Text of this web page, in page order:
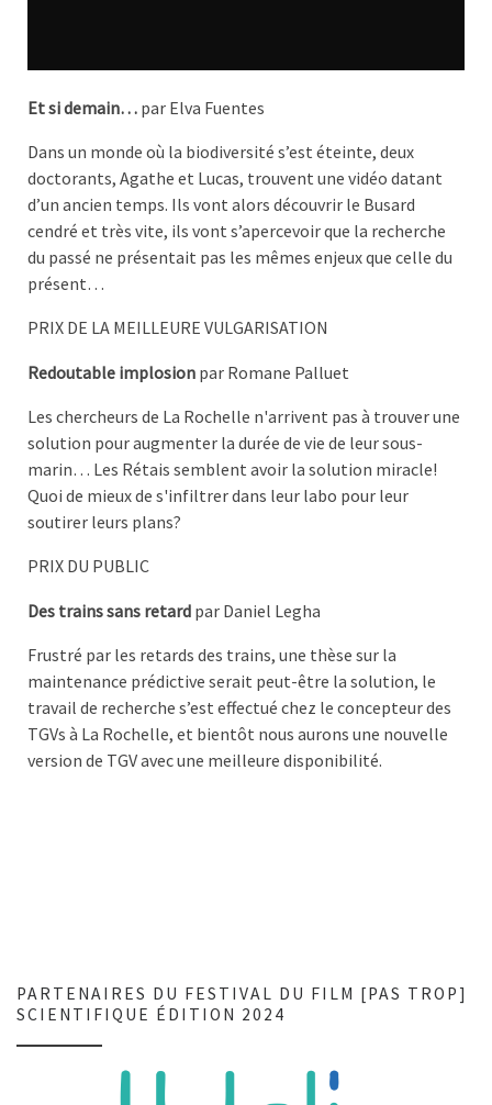
Et si demain… par Elva Fuentes
Dans un monde où la biodiversité s’est éteinte, deux
doctorants, Agathe et Lucas, trouvent une vidéo datant
d’un ancien temps. Ils vont alors découvrir le Busard
cendré et très vite, ils vont s’apercevoir que la recherche
du passé ne présentait pas les mêmes enjeux que celle du
présent…
PRIX DE LA MEILLEURE VULGARISATION
Redoutable implosion par Romane Palluet
Les chercheurs de La Rochelle n'arrivent pas à trouver une
solution pour augmenter la durée de vie de leur sous-
marin… Les Rétais semblent avoir la solution miracle!
Quoi de mieux de s'infiltrer dans leur labo pour leur
soutirer leurs plans?
PRIX DU PUBLIC
Des trains sans retard par Daniel Legha
Frustré par les retards des trains, une thèse sur la
maintenance prédictive serait peut-être la solution, le
travail de recherche s’est effectué chez le concepteur des
TGVs à La Rochelle, et bientôt nous aurons une nouvelle
version de TGV avec une meilleure disponibilité.
PARTENAIRES DU FESTIVAL DU FILM [PAS TROP]
SCIENTIFIQUE ÉDITION 2024